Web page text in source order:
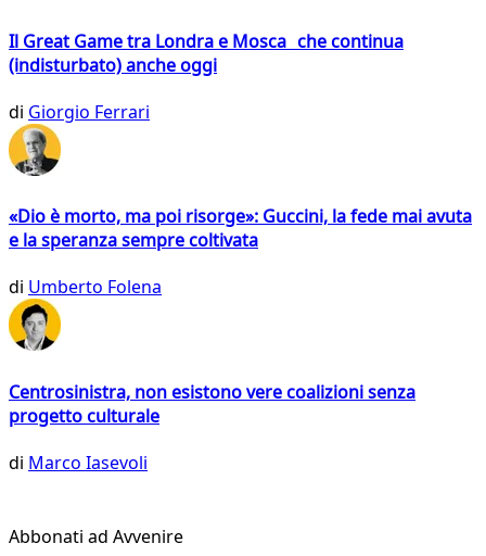
Il Great Game tra Londra e Mosca che continua
(indisturbato) anche oggi
di Giorgio Ferrari
«Dio è morto, ma poi risorge»: Guccini, la fede mai avuta
e la speranza sempre coltivata
di Umberto Folena
Centrosinistra, non esistono vere coalizioni senza
progetto culturale
di Marco Iasevoli
Abbonati ad Avvenire